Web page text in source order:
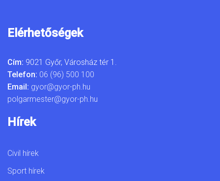
Elérhetőségek
Cím: 9021 Győr, Városház tér 1.
Telefon: 06 (96) 500 100
Email: gyor@gyor-ph.hu
polgarmester@gyor-ph.hu
Hírek
Civil hírek
Sport hírek